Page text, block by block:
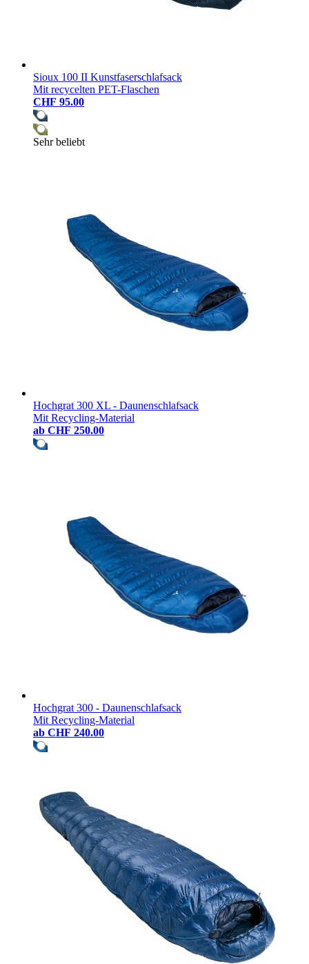
Sioux 100 II Kunstfaserschlafsack
Mit recycelten PET-Flaschen
CHF 95.00
Sehr beliebt
Hochgrat 300 XL - Daunenschlafsack
Mit Recycling-Material
ab CHF 250.00
Hochgrat 300 - Daunenschlafsack
Mit Recycling-Material
ab CHF 240.00